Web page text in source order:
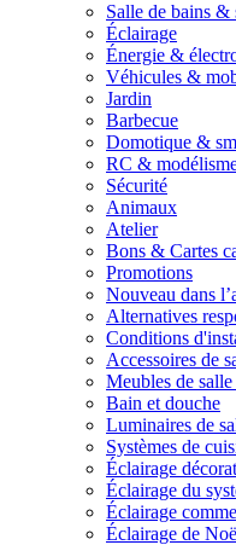
Salle de bains &
Éclairage
Énergie &
Véhicules &
Jardin
Barbecue
Domotique &
RC &
Sécurité
Animaux
Atelier
Bons & Cartes
Promotions
Nouveau dans
Alternatives
Conditions
Accessoires de
Meubles de
Bain et douche
Luminaires de
Systèmes de
Éclairage
Éclairage du
Éclairage
Éclairage de